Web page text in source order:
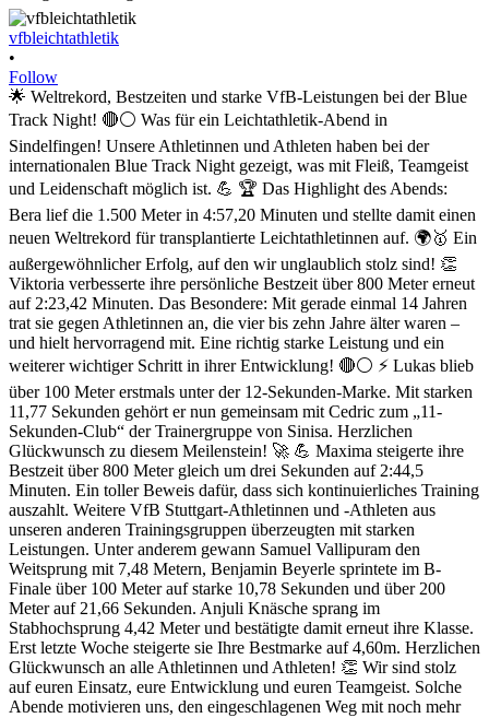
vfbleichtathletik
•
Follow
🌟 Weltrekord, Bestzeiten und starke VfB-Leistungen bei der Blue
Track Night! 🔴⚪ Was für ein Leichtathletik-Abend in
Sindelfingen! Unsere Athletinnen und Athleten haben bei der
internationalen Blue Track Night gezeigt, was mit Fleiß, Teamgeist
und Leidenschaft möglich ist. 💪 🏆 Das Highlight des Abends:
Bera lief die 1.500 Meter in 4:57,20 Minuten und stellte damit einen
neuen Weltrekord für transplantierte Leichtathletinnen auf. 🌍🥇 Ein
außergewöhnlicher Erfolg, auf den wir unglaublich stolz sind! 👏
Viktoria verbesserte ihre persönliche Bestzeit über 800 Meter erneut
auf 2:23,42 Minuten. Das Besondere: Mit gerade einmal 14 Jahren
trat sie gegen Athletinnen an, die vier bis zehn Jahre älter waren –
und hielt hervorragend mit. Eine richtig starke Leistung und ein
weiterer wichtiger Schritt in ihrer Entwicklung! 🔴⚪ ⚡ Lukas blieb
über 100 Meter erstmals unter der 12-Sekunden-Marke. Mit starken
11,77 Sekunden gehört er nun gemeinsam mit Cedric zum „11-
Sekunden-Club“ der Trainergruppe von Sinisa. Herzlichen
Glückwunsch zu diesem Meilenstein! 🚀 💪 Maxima steigerte ihre
Bestzeit über 800 Meter gleich um drei Sekunden auf 2:44,5
Minuten. Ein toller Beweis dafür, dass sich kontinuierliches Training
auszahlt. Weitere VfB Stuttgart-Athletinnen und -Athleten aus
unseren anderen Trainingsgruppen überzeugten mit starken
Leistungen. Unter anderem gewann Samuel Vallipuram den
Weitsprung mit 7,48 Metern, Benjamin Beyerle sprintete im B-
Finale über 100 Meter auf starke 10,78 Sekunden und über 200
Meter auf 21,66 Sekunden. Anjuli Knäsche sprang im
Stabhochsprung 4,42 Meter und bestätigte damit erneut ihre Klasse.
Erst letzte Woche steigerte sie Ihre Bestmarke auf 4,60m. Herzlichen
Glückwunsch an alle Athletinnen und Athleten! 👏 Wir sind stolz
auf euren Einsatz, eure Entwicklung und euren Teamgeist. Solche
Abende motivieren uns, den eingeschlagenen Weg mit noch mehr